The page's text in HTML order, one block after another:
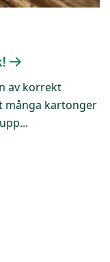
av korrekt
många kartonger